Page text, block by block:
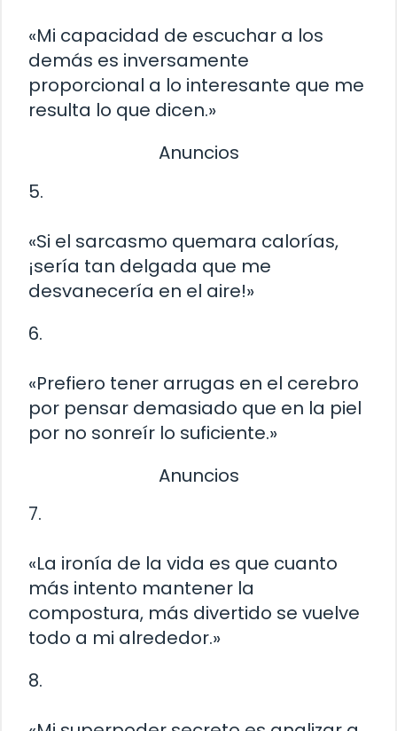
«Mi capacidad de escuchar a los
demás es inversamente
proporcional a lo interesante que me
resulta lo que dicen.»
Anuncios
5.
«Si el sarcasmo quemara calorías,
¡sería tan delgada que me
desvanecería en el aire!»
6.
«Prefiero tener arrugas en el cerebro
por pensar demasiado que en la piel
por no sonreír lo suficiente.»
Anuncios
7.
«La ironía de la vida es que cuanto
más intento mantener la
compostura, más divertido se vuelve
todo a mi alrededor.»
8.